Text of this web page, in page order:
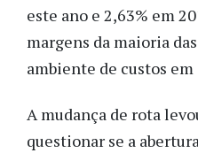
este ano e 2,63% em
margens da maioria
ambiente de custos em
A mudança de rota
questionar se a